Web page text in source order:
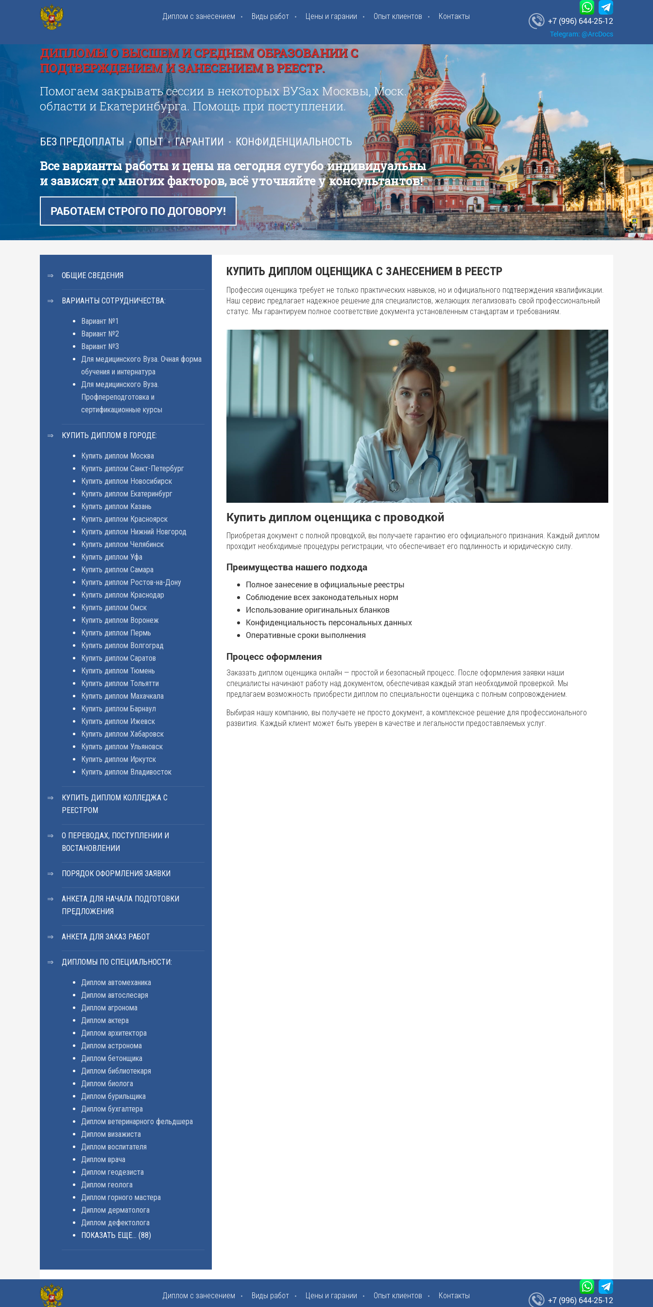
Диплом с занесением Виды работ Цены и гарании Опыт клиентов Контакты +7 (996) 644-25-12
Telegram: @ArcDocs
ДИПЛОМЫ О ВЫСШЕМ И СРЕДНЕМ ОБРАЗОВАНИИ С
ПОДТВЕРЖДЕНИЕМ И ЗАНЕСЕНИЕМ В РЕЕСТР.
Помогаем закрывать сессии в некоторых ВУЗах Москвы, Моск.
области и Екатеринбурга. Помощь при поступлении.
БЕЗ ПРЕДОПЛАТЫ ОПЫТ ГАРАНТИИ КОНФИДЕНЦИАЛЬНОСТЬ
Все варианты работы и цены на сегодня сугубо индивидуальны
и зависят от многих факторов, всё уточняйте у консультантов!
РАБОТАЕМ СТРОГО ПО ДОГОВОРУ!
ОБЩИЕ СВЕДЕНИЯ
ВАРИАНТЫ СОТРУДНИЧЕСТВА:
Вариант №1
Вариант №2
Вариант №3
Для медицинского Вуза. Очная форма
обучения и интернатура
Для медицинского Вуза.
Профпереподготовка и
сертификационные курсы
КУПИТЬ ДИПЛОМ В ГОРОДЕ:
Купить диплом Москва
Купить диплом Санкт-Петербург
Купить диплом Новосибирск
Купить диплом Екатеринбург
Купить диплом Казань
Купить диплом Красноярск
Купить диплом Нижний Новгород
Купить диплом Челябинск
Купить диплом Уфа
Купить диплом Самара
Купить диплом Ростов-на-Дону
Купить диплом Краснодар
Купить диплом Омск
Купить диплом Воронеж
Купить диплом Пермь
Купить диплом Волгоград
Купить диплом Саратов
Купить диплом Тюмень
Купить диплом Тольятти
Купить диплом Махачкала
Купить диплом Барнаул
Купить диплом Ижевск
Купить диплом Хабаровск
Купить диплом Ульяновск
Купить диплом Иркутск
Купить диплом Владивосток
КУПИТЬ ДИПЛОМ КОЛЛЕДЖА С
РЕЕСТРОМ
О ПЕРЕВОДАХ, ПОСТУПЛЕНИИ И
ВОСТАНОВЛЕНИИ
ПОРЯДОК ОФОРМЛЕНИЯ ЗАЯВКИ
АНКЕТА ДЛЯ НАЧАЛА ПОДГОТОВКИ
ПРЕДЛОЖЕНИЯ
АНКЕТА ДЛЯ ЗАКАЗ РАБОТ
ДИПЛОМЫ ПО СПЕЦИАЛЬНОСТИ:
Диплом автомеханика
Диплом автослесаря
Диплом агронома
Диплом актера
Диплом архитектора
Диплом астронома
Диплом бетонщика
Диплом библиотекаря
Диплом биолога
Диплом бурильщика
Диплом бухгалтера
Диплом ветеринарного фельдшера
Диплом визажиста
Диплом воспитателя
Диплом врача
Диплом геодезиста
Диплом геолога
Диплом горного мастера
Диплом дерматолога
Диплом дефектолога
ПОКАЗАТЬ ЕЩЕ... (88)
КУПИТЬ ДИПЛОМ ОЦЕНЩИКА С ЗАНЕСЕНИЕМ В РЕЕСТР
Профессия оценщика требует не только практических навыков, но и официального подтверждения квалификации.
Наш сервис предлагает надежное решение для специалистов, желающих легализовать свой профессиональный
статус. Мы гарантируем полное соответствие документа установленным стандартам и требованиям.
Купить диплом оценщика с проводкой
Приобретая документ с полной проводкой, вы получаете гарантию его официального признания. Каждый диплом
проходит необходимые процедуры регистрации, что обеспечивает его подлинность и юридическую силу.
Преимущества нашего подхода
Полное занесение в официальные реестры
Соблюдение всех законодательных норм
Использование оригинальных бланков
Конфиденциальность персональных данных
Оперативные сроки выполнения
Процесс оформления
Заказать диплом оценщика онлайн — простой и безопасный процесс. После оформления заявки наши
специалисты начинают работу над документом, обеспечивая каждый этап необходимой проверкой. Мы
предлагаем возможность приобрести диплом по специальности оценщика с полным сопровождением.
Выбирая нашу компанию, вы получаете не просто документ, а комплексное решение для профессионального
развития. Каждый клиент может быть уверен в качестве и легальности предоставляемых услуг.
Диплом с занесением Виды работ Цены и гарании Опыт клиентов Контакты +7 (996) 644-25-12